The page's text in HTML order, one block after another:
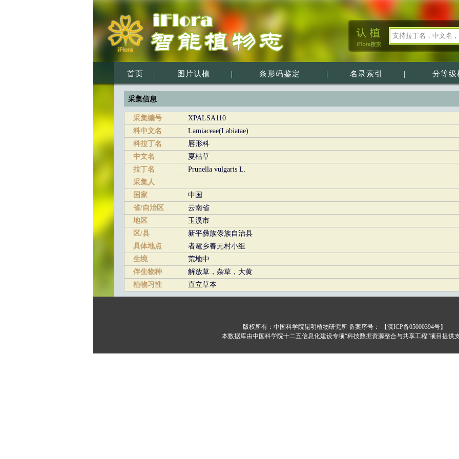
首页 | 图片认植 | 条形码鉴定 | 名录索引 | 分等级
采集信息
采集编号
XPALSA110
科中文名
Lamiaceae(Labiatae)
科拉丁名
唇形科
中文名
夏枯草
拉丁名
Prunella vulgaris L.
采集人
国家
中国
省/自治区
云南省
地区
玉溪市
区/县
新平彝族傣族自治县
具体地点
者鼋乡春元村小组
生境
荒地中
伴生物种
解放草，杂草，大黄
植物习性
直立草本
版权所有：中国科学院昆明植物研究所 备案序号：
【滇ICP备05000394号】
本数据库由中国科学院十二五信息化建设专项“科技数据资源整合与共享工程”项目提供